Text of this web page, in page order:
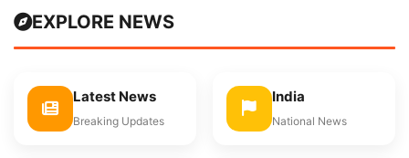
EXPLORE NEWS
Latest News
Breaking Updates
India
National News